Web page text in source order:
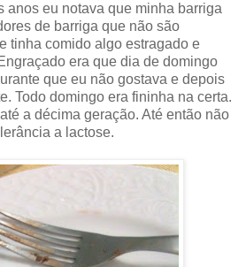
anos eu notava que minha barriga
de barriga que não são
tinha comido algo estragado e
era que dia de domingo
que eu não gostava e depois
Todo domingo era fininha na certa.
a décima geração. Até então não
a lactose.